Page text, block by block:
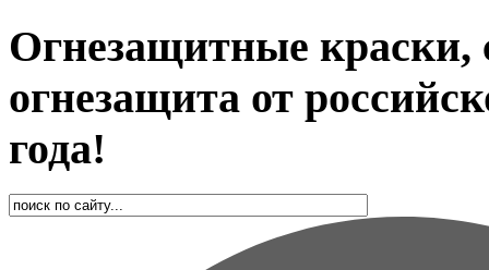
Огнезащитные краски,
огнезащита от
года!